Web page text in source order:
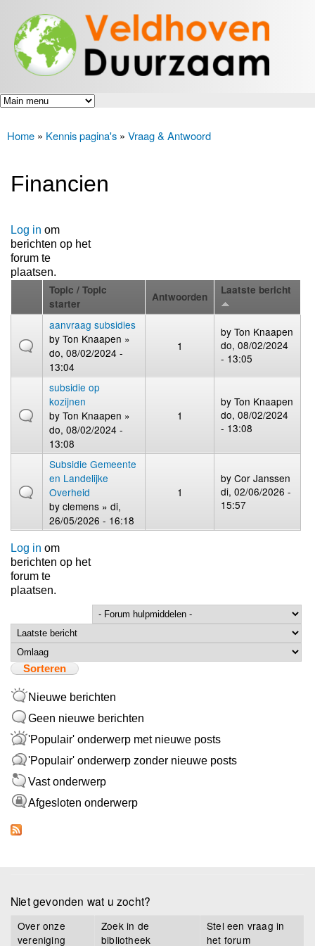
en naar
de inhoud
gaan
Veldhoven
Duurzaam
Energiek
naar de
toekomst
U bent hier
Home » Kennis pagina's » Vraag & Antwoord
Financien
Log in om
berichten op het
forum te
plaatsen.
Topic / Topic
starter
Antwoorden
Laatste bericht
aanvraag subsidies
by Ton Knaapen »
do, 08/02/2024 -
13:04
1
by Ton Knaapen
do, 08/02/2024
- 13:05
subsidie op
kozijnen
by Ton Knaapen »
do, 08/02/2024 -
13:08
1
by Ton Knaapen
do, 08/02/2024
- 13:08
Subsidie Gemeente
en Landelijke
Overheid
by clemens » di,
26/05/2026 - 16:18
1
by Cor Janssen
di, 02/06/2026 -
15:57
Log in om
berichten op het
forum te
plaatsen.
Sorteer op
Sorteren
Nieuwe berichten
Geen nieuwe berichten
'Populair' onderwerp met nieuwe posts
'Populair' onderwerp zonder nieuwe posts
Vast onderwerp
Afgesloten onderwerp
Niet gevonden wat u zocht?
Over onze
vereniging
Zoek in de
bibliotheek
Stel een vraag in
het forum